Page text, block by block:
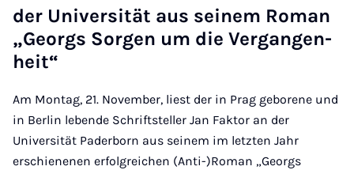
der Uni­versität aus seinem Ro­man
„Georgs Sor­gen um die Ver­gan­gen­
heit“
Am Montag, 21. November, liest der in Prag geborene und
in Berlin lebende Schriftsteller Jan Faktor an der
Universität Paderborn aus seinem im letzten Jahr
erschienenen erfolgreichen (Anti-)Roman „Georgs